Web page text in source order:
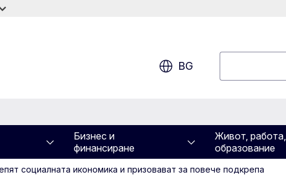
BG
Бизнес и
финансиране
Живот, работа,
образование
социалната икономика и призовават за повече подкрепа